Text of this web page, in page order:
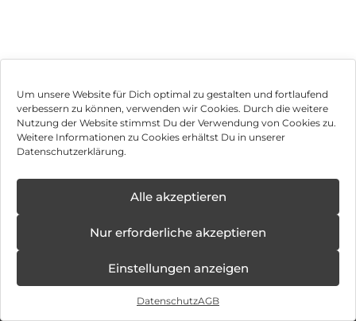
Um unsere Website für Dich optimal zu gestalten und fortlaufend
verbessern zu können, verwenden wir Cookies. Durch die weitere
Nutzung der Website stimmst Du der Verwendung von Cookies zu.
Weitere Informationen zu Cookies erhältst Du in unserer
Datenschutzerklärung.
Alle akzeptieren
Nur erforderliche akzeptieren
Einstellungen anzeigen
DatenschutzAGB
Impressum
Hinweis zur Batterieentsorgung
Newsletter
, Brodos AG – All Rights Reserved.